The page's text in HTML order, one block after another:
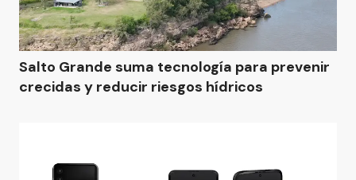
Salto Grande suma tecnología para prevenir
crecidas y reducir riesgos hídricos